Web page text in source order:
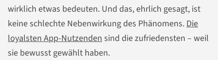
wirklich etwas bedeuten. Und das, ehrlich gesagt, ist
keine schlechte Nebenwirkung des Phänomens.Die
loyalsten App-Nutzendensind die zufriedensten – weil
sie bewusst gewählt haben.